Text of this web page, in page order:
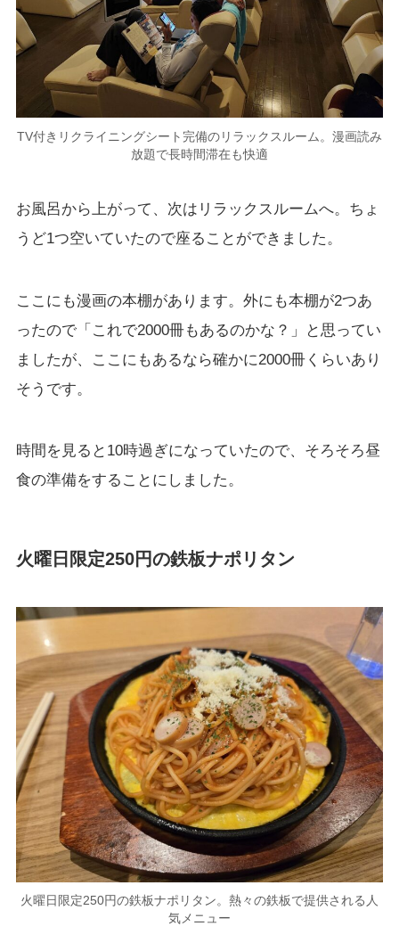
TV付きリクライニングシート完備のリラックスルーム。漫画読み
放題で長時間滞在も快適
お風呂から上がって、次はリラックスルームへ。ちょ
うど1つ空いていたので座ることができました。
ここにも漫画の本棚があります。外にも本棚が2つあ
ったので「これで2000冊もあるのかな？」と思ってい
ましたが、ここにもあるなら確かに2000冊くらいあり
そうです。
時間を見ると10時過ぎになっていたので、そろそろ昼
食の準備をすることにしました。
火曜日限定250円の鉄板ナポリタン
火曜日限定250円の鉄板ナポリタン。熱々の鉄板で提供される人
気メニュー